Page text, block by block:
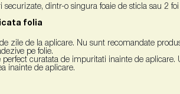
securizate, dintr-o singura foaie de sticla sau 2
folia
zile de la aplicare. Nu sunt recomandate
pe folie.
perfect curatata de impuritati inainte de aplicare.
inainte de aplicare.